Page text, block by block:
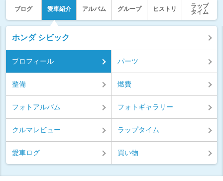
ブログ 愛車紹介 アルバム グループ ヒストリ
ラップ
タイム
ホンダ シビック
プロフィール パーツ
整備 燃費
フォトアルバム フォトギャラリー
クルマレビュー ラップタイム
愛車ログ 買い物